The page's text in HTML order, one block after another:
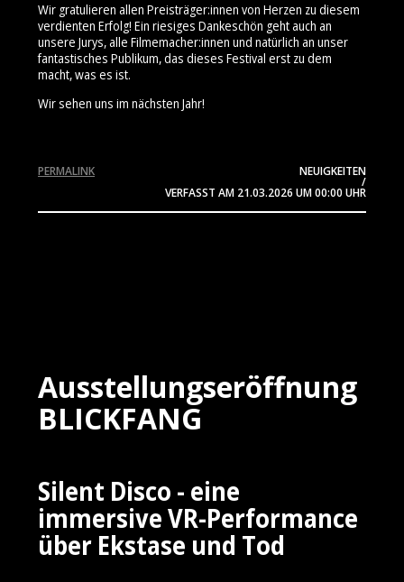
Wir gratulieren allen Preisträger:innen von Herzen zu diesem
verdienten Erfolg! Ein riesiges Dankeschön geht auch an
unsere Jurys, alle Filmemacher:innen und natürlich an unser
fantastisches Publikum, das dieses Festival erst zu dem
macht, was es ist.
Wir sehen uns im nächsten Jahr!
NEUIGKEITEN
/
VERFASST AM 21.03.2026 UM 00:00 UHR
PERMALINK
Ausstellungseröffnung
BLICKFANG
Silent Disco - eine
immersive VR-Performance
über Ekstase und Tod